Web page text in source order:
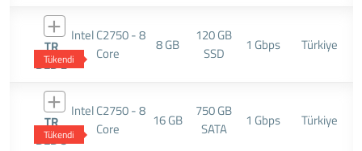
TR
DED 2
Tükendi
Intel C2750 - 8
Core
8 GB
120 GB
SSD
1 Gbps Türkiye
TR
DED 3
Tükendi
Intel C2750 - 8
Core
16 GB
750 GB
SATA
1 Gbps Türkiye